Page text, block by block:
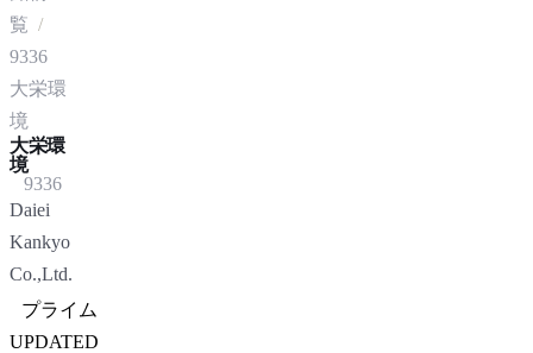
覧
9336
大栄環
境
大栄環
境
9336
Daiei
Kankyo
Co.,Ltd.
プライム
UPDATED